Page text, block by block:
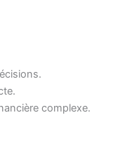
complexe.